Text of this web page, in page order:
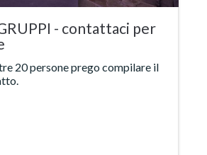
- contattaci per
20 persone prego compilare il